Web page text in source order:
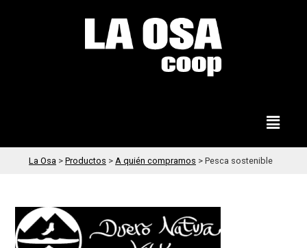
La Osa > Productos > A quién compramos > Pesca sostenible